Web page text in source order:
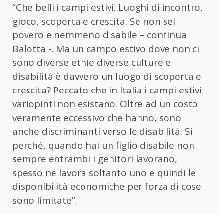
“Che belli i campi estivi. Luoghi di incontro,
gioco, scoperta e crescita. Se non sei
povero e nemmeno disabile – continua
Balotta -. Ma un campo estivo dove non ci
sono diverse etnie diverse culture e
disabilità è davvero un luogo di scoperta e
crescita? Peccato che in Italia i campi estivi
variopinti non esistano. Oltre ad un costo
veramente eccessivo che hanno, sono
anche discriminanti verso le disabilità. Sì
perché, quando hai un figlio disabile non
sempre entrambi i genitori lavorano,
spesso ne lavora soltanto uno e quindi le
disponibilità economiche per forza di cose
sono limitate”.